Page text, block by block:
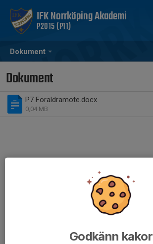
Dokument
IFK Norrköping Akademi
P2015 (P11)
Dokument
P7 Föräldramöte.docx
0,04 MB
Godkänn kakor